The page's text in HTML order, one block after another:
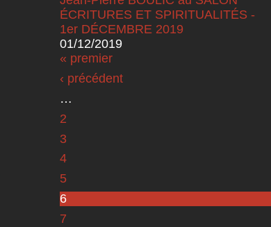
ÉCRITURES ET SPIRITUALITÉS -
1er DÉCEMBRE 2019
01/12/2019
Pages
« premier
‹ précédent
…
2
3
4
5
6
7